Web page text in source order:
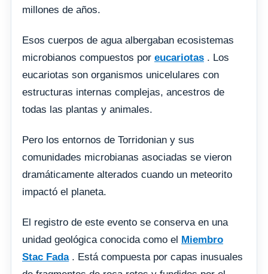
millones de años.
Esos cuerpos de agua albergaban ecosistemas
microbianos compuestos por eucariotas . Los
eucariotas son organismos unicelulares con
estructuras internas complejas, ancestros de
todas las plantas y animales.
Pero los entornos de Torridonian y sus
comunidades microbianas asociadas se vieron
dramáticamente alterados cuando un meteorito
impactó el planeta.
El registro de este evento se conserva en una
unidad geológica conocida como el
Miembro
Stac Fada. Está compuesta por capas inusuales